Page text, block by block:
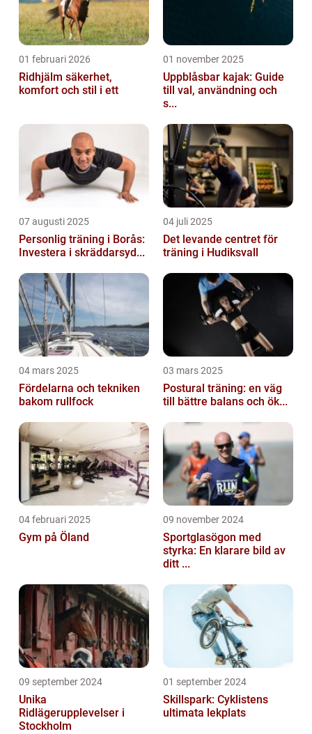
01 februari 2026
Ridhjälm säkerhet,
komfort och stil i ett
01 november 2025
Uppblåsbar kajak: Guide
till val, användning och
s...
07 augusti 2025
Personlig träning i Borås:
Investera i skräddarsyd...
04 juli 2025
Det levande centret för
träning i Hudiksvall
04 mars 2025
Fördelarna och tekniken
bakom rullfock
03 mars 2025
Postural träning: en väg
till bättre balans och ök...
04 februari 2025
Gym på Öland
09 november 2024
Sportglasögon med
styrka: En klarare bild av
ditt ...
09 september 2024
Unika
Ridlägerupplevelser i
Stockholm
01 september 2024
Skillspark: Cyklistens
ultimata lekplats